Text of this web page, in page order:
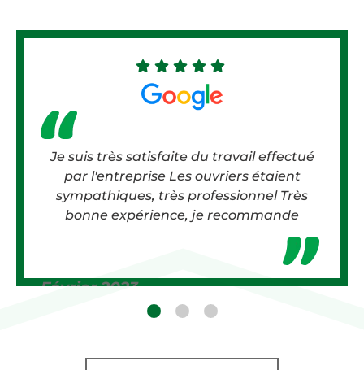
Je suis très satisfaite du travail effectué
par l'entreprise Les ouvriers étaient
sympathiques, très professionnel Très
bonne expérience, je recommande
Jullian E.
Février 2023